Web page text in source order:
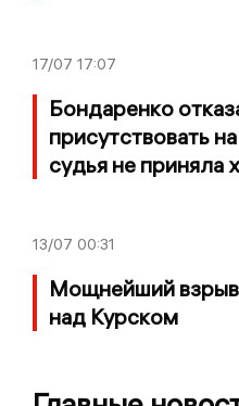
17/07 17:07
Бондаренко
присутствовать
судья не приняла
13/07 00:31
Мощнейший
над Курском